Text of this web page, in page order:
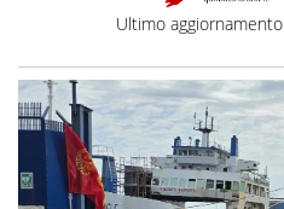
Ultimo aggiornamento